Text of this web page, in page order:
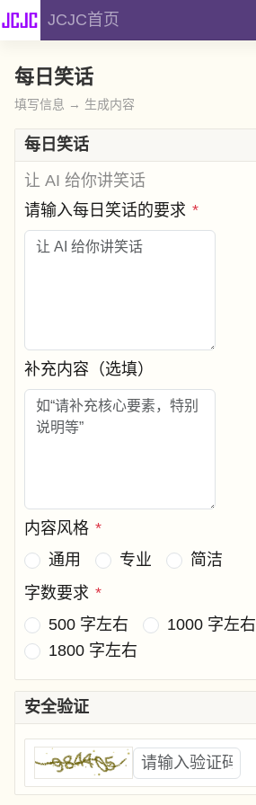
JCJC首页
每日笑话
填写信息 → 生成内容
每日笑话
让 AI 给你讲笑话
请输入每日笑话的要求 *
补充内容（选填）
内容风格 *
通用
专业
简洁
字数要求 *
500 字左右
1000 字左右
1800 字左右
安全验证